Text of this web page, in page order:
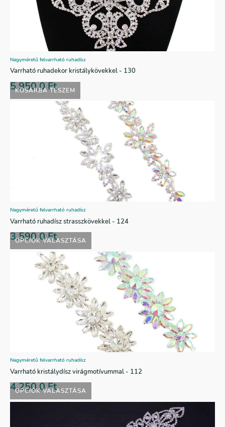
KOSÁRBA TESZEM
Nagyméretű felvarrható ruhadísz
Varrható ruhadekor kristálykövekkel - 130
5.950,0Ft
OPCIÓK VÁLASZTÁSA
Nagyméretű felvarrható ruhadísz
Varrható ruhadísz strasszkövekkel - 124
3.590,0Ft
OPCIÓK VÁLASZTÁSA
Nagyméretű felvarrható ruhadísz
Varrható kristálydísz virágmotívummal - 112
4.250,0Ft